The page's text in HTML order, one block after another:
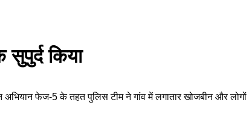
किया
अभियान फेज-5 के तहत पुलिस टीम ने गांव में लगातार खोजबीन और लोगों